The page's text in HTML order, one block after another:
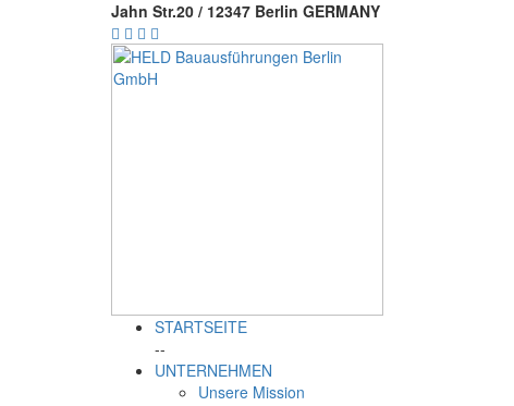
Jahn Str.20 / 12347 Berlin GERMANY
STARTSEITE
--
UNTERNEHMEN
Unsere Mission